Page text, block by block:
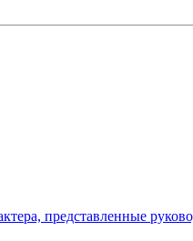
представленные